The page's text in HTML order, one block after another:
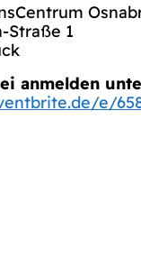
Straße 1
anmelden
e/